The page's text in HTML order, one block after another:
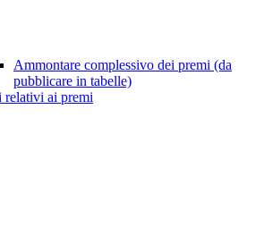
Ammontare complessivo dei premi (da
pubblicare in tabelle)
relativi ai premi